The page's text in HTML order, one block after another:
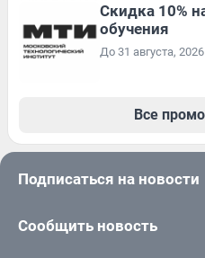
Скидка 10%
обучения
До 31 августа, 2026
Все
Подписаться на новости
Сообщить новость